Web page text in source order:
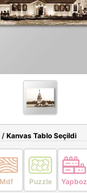
/ Kanvas Tablo Seçildi
Mdf Puzzle Yapboz